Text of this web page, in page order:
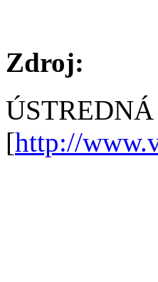
Zdroj:
[http://